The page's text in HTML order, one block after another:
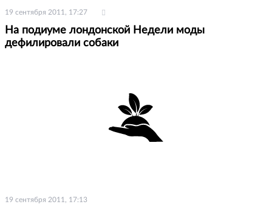
19 сентября 2011, 17:27
На подиуме лондонской Недели моды
дефилировали собаки
19 сентября 2011, 17:13